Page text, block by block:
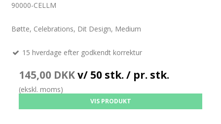
90000-CELLM
Bøtte, Celebrations, Dit Design, Medium
15 hverdage efter godkendt korrektur
145,00 DKKv/ 50 stk. / pr. stk.
(ekskl. moms)
VIS PRODUKT